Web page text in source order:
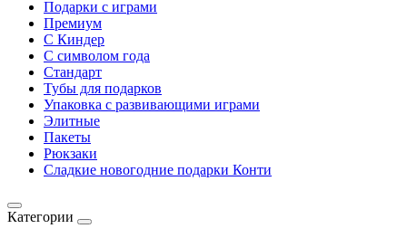
Подарки с играми
Премиум
С Киндер
С символом года
Стандарт
Тубы для подарков
Упаковка с развивающими играми
Элитные
Пакеты
Рюкзаки
Сладкие новогодние подарки Конти
Категории